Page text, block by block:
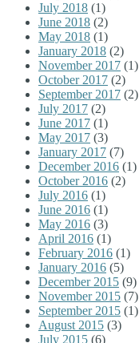
July 2018 (1)
June 2018 (2)
May 2018 (1)
January 2018 (2)
November 2017 (1)
October 2017 (2)
September 2017 (2)
July 2017 (2)
June 2017 (1)
May 2017 (3)
January 2017 (7)
December 2016 (1)
October 2016 (2)
July 2016 (1)
June 2016 (1)
May 2016 (3)
April 2016 (1)
February 2016 (1)
January 2016 (5)
December 2015 (9)
November 2015 (7)
September 2015 (1)
August 2015 (3)
July 2015 (6)